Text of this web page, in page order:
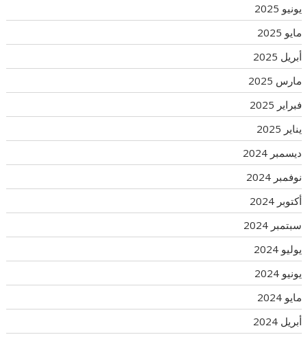
يونيو 2025
مايو 2025
أبريل 2025
مارس 2025
فبراير 2025
يناير 2025
ديسمبر 2024
نوفمبر 2024
أكتوبر 2024
سبتمبر 2024
يوليو 2024
يونيو 2024
مايو 2024
أبريل 2024